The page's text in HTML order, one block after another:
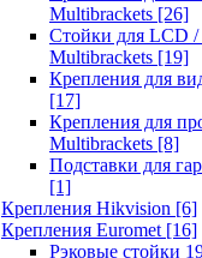
Multibrackets [26]
Стойки для LCD
Multibrackets [19]
Крепления для
[17]
Крепления для
Multibrackets [8]
Подставки для
[1]
Крепления Hikvision [6]
Крепления Euromet [16]
Рэковые стойки